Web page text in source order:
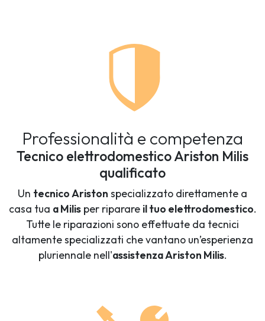
Professionalità e competenza
Tecnico elettrodomestico Ariston Milis
qualificato
Un tecnico Ariston specializzato direttamente a
casa tua a Milisper riparare il tuo elettrodomestico.
Tutte le riparazioni sono effettuate da tecnici
altamente specializzati che vantano un’esperienza
pluriennale nell'assistenza Ariston Milis.